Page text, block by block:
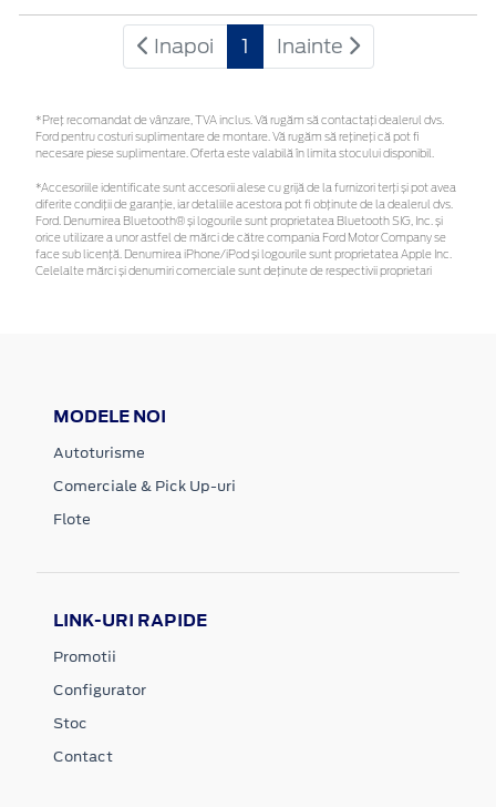
Inapoi 1 Inainte
*Preţ recomandat de vânzare, TVA inclus. Vă rugăm să contactaţi dealerul dvs.
Ford pentru costuri suplimentare de montare. Vă rugăm să rețineți că pot fi
necesare piese suplimentare. Oferta este valabilă în limita stocului disponibil.
*Accesoriile identificate sunt accesorii alese cu grijă de la furnizori terți și pot avea
diferite condiții de garanție, iar detaliile acestora pot fi obținute de la dealerul dvs.
Ford. Denumirea Bluetooth® și logourile sunt proprietatea Bluetooth SIG, Inc. și
orice utilizare a unor astfel de mărci de către compania Ford Motor Company se
face sub licență. Denumirea iPhone/iPod și logourile sunt proprietatea Apple Inc.
Celelalte mărci și denumiri comerciale sunt deținute de respectivii proprietari
MODELE NOI
Autoturisme
Comerciale & Pick Up-uri
Flote
LINK-URI RAPIDE
Promotii
Configurator
Stoc
Contact